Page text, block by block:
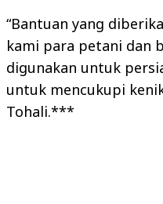
“Bantuan yang
kami para petani dan
digunakan untuk
untuk mencukupi
Tohali.***